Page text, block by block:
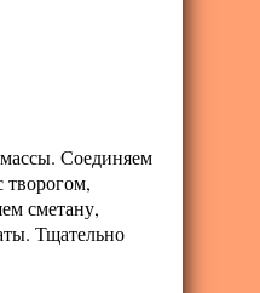
Соединяем
творогом,
сметану,
Тщательно